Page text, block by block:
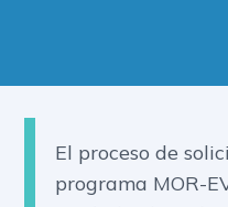
El proceso de
programa MOR-